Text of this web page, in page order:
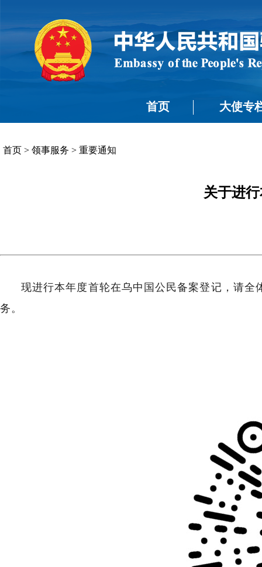
首页 大使专
首页 > 领事服务 > 重要通知
关于进
现进行本年度首轮在乌中国公民备案登记，请
务。